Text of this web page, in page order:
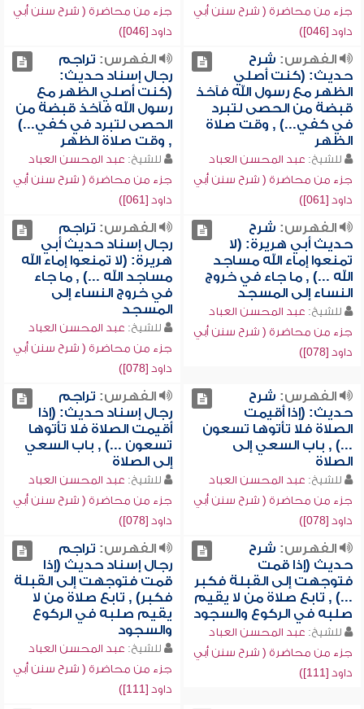
جزء من محاضرة ( شرح سنن أبي
داود [046])
جزء من محاضرة ( شرح سنن أبي
داود [046])
الفهرس: شرح
حديث: (كنت أصلي
الظهر مع رسول الله فآخذ
قبضة من الحصى لتبرد
في كفي...) , وقت صلاة
الظهر
للشيخ: عبد المحسن العباد
جزء من محاضرة ( شرح سنن أبي
داود [061])
الفهرس: تراجم
رجال إسناد حديث:
(كنت أصلي الظهر مع
رسول الله فآخذ قبضة من
الحصى لتبرد في كفي...)
, وقت صلاة الظهر
للشيخ: عبد المحسن العباد
جزء من محاضرة ( شرح سنن أبي
داود [061])
الفهرس: شرح
حديث أبي هريرة: (لا
تمنعوا إماء الله مساجد
الله ...) , ما جاء في خروج
النساء إلى المسجد
للشيخ: عبد المحسن العباد
جزء من محاضرة ( شرح سنن أبي
داود [078])
الفهرس: تراجم
رجال إسناد حديث أبي
هريرة: (لا تمنعوا إماء الله
مساجد الله ...) , ما جاء
في خروج النساء إلى
المسجد
للشيخ: عبد المحسن العباد
جزء من محاضرة ( شرح سنن أبي
داود [078])
الفهرس: شرح
حديث: (إذا أقيمت
الصلاة فلا تأتوها تسعون
...) , باب السعي إلى
الصلاة
للشيخ: عبد المحسن العباد
جزء من محاضرة ( شرح سنن أبي
داود [078])
الفهرس: تراجم
رجال إسناد حديث: (إذا
أقيمت الصلاة فلا تأتوها
تسعون ...) , باب السعي
إلى الصلاة
للشيخ: عبد المحسن العباد
جزء من محاضرة ( شرح سنن أبي
داود [078])
الفهرس: شرح
حديث (إذا قمت
فتوجهت إلى القبلة فكبر
...) , تابع صلاة من لا يقيم
صلبه في الركوع والسجود
للشيخ: عبد المحسن العباد
جزء من محاضرة ( شرح سنن أبي
داود [111])
الفهرس: تراجم
رجال إسناد حديث (إذا
قمت فتوجهت إلى القبلة
فكبر) , تابع صلاة من لا
يقيم صلبه في الركوع
والسجود
للشيخ: عبد المحسن العباد
جزء من محاضرة ( شرح سنن أبي
داود [111])